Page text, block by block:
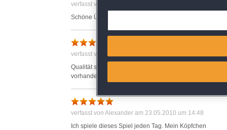
verfasst von Anonym am 09.04.2018 um 11:01
Schöne Übungen, macht Spaß
verfasst von Helga am 31.01.2010 um 11:14
Qualität super! Ist mal was anderes, als die üblichen,
vorhanden.
verfasst von Alexander am 23.05.2010 um 14:48
Ich spiele dieses Spiel jeden Tag. Mein Köpfchen
Save and communicate